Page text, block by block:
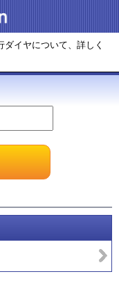
イヤについて、詳しく